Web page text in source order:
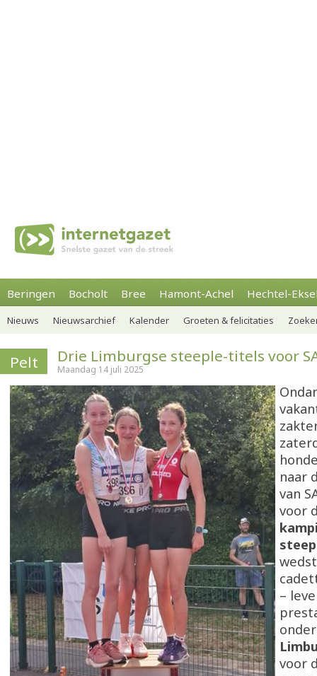
Beringen Bocholt Bree Hamont-Achel Hechtel-
Nieuws Nieuwsarchief Kalender Groeten & felicitaties
Pelt Drie Limburgse steeple-titels voor
Maandag 14 juli 2025
naar
van
voor
–
voor